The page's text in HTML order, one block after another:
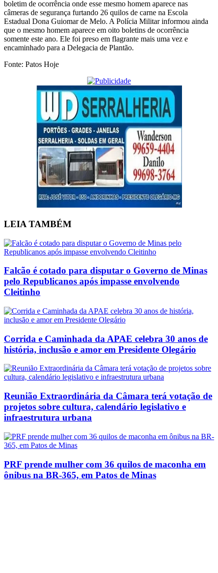
boletim de ocorrência onde esse mesmo homem aparece nas
câmeras de segurança furtando 26 quilos de carne na Escola
Estadual Dona Guiomar de Melo. A Polícia Militar informou ainda
que o mesmo homem aparece em oito boletins de ocorrência
somente este ano. Ele foi preso em flagrante mais uma vez e
encaminhado para a Delegacia de Plantão.
Fonte: Patos Hoje
LEIA TAMBÉM
Falcão é cotado para disputar o Governo de Minas
pelo Republicanos após impasse envolvendo
Cleitinho
Corrida e Caminhada da APAE celebra 30 anos de
história, inclusão e amor em Presidente Olegário
Reunião Extraordinária da Câmara terá votação de
projetos sobre cultura, calendário legislativo e
infraestrutura urbana
PRF prende mulher com 36 quilos de maconha em
ônibus na BR-365, em Patos de Minas